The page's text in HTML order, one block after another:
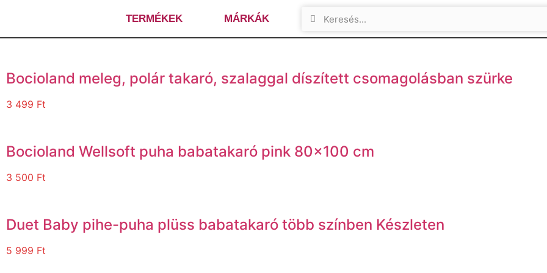
TERMÉKEK MÁRKÁK
Bocioland meleg, polár takaró, szalaggal díszített csomagolásban szürke
3 499 Ft
Bocioland Wellsoft puha babatakaró pink 80×100 cm
3 500 Ft
Duet Baby pihe-puha plüss babatakaró több színben Készleten
5 999 Ft